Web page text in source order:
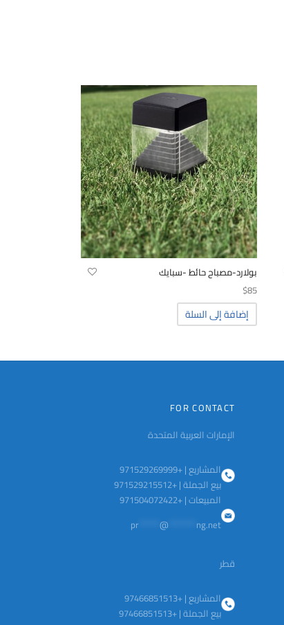
بولارد-مصباح حائط -سبايك
$85
إضافة إلى السلة
FOR CONTACT
الإمارات العربية المتحدة
المشاريع | +971529269999
بيع الجملة | +971529215512
المبيعات | +971504072422
pr ******@ ng.net
قطر
المشاريع | +97466851513
بيع الجملة | +97466851513